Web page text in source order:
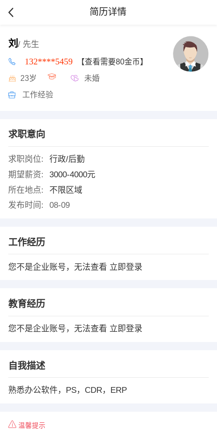
简历详情
刘 / 先生
132****5459 【查看需要80金币】
23岁 未婚
工作经验
求职意向
求职岗位:
行政/后勤
期望薪资:
3000-4000元
所在地点:
不限区域
发布时间:
08-09
工作经历
您不是企业账号，无法查看 立即登录
教育经历
您不是企业账号，无法查看 立即登录
自我描述
熟悉办公软件，PS，CDR，ERP
温馨提示